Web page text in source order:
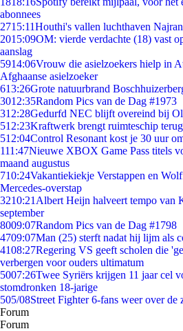
abonnees
2715:11Houthi's vallen luchthaven
2015:09OM: vierde verdachte (18) vast
aanslag
5914:06Vrouw die asielzoekers hielp in
Afghaanse asielzoeker
613:26Grote natuurbrand
3012:35Random Pics van de Dag #1973
312:28Gedurfd NEC blijft overeind bij
512:23Kraftwerk brengt ruimteschip
512:04Control Resonant kost je 30 uur
111:47Nieuwe XBOX Game Pass titels
maand augustus
710:24Vakantiekiekje Verstappen en
Mercedes-overstap
3210:21 Albert Heijn halveert tempo van
september
8009:07Random Pics van de Dag #1798
4709:07Man (25) sterft nadat hij lijm als
4108:27Regering VS geeft scholen die
verbergen voor ouders ultimatum
5007:26Twee Syriërs krijgen 11 jaar cel
stomdronken 18-jarige
505/08Street Fighter 6-fans weer over de
Forum
Forum